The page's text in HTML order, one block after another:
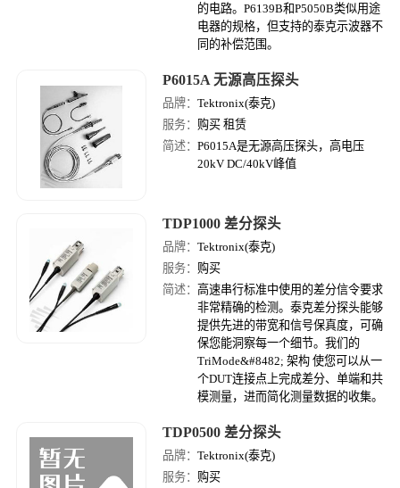
的电路。P6139B和P5050B类似用途
电器的规格，但支持的泰克示波器不
同的补偿范围。
P6015A 无源高压探头
品牌：Tektronix(泰克)
服务： 购买 租赁
简述：P6015A是无源高压探头，高电压
20kV DC/40kV峰值
TDP1000 差分探头
品牌：Tektronix(泰克)
服务： 购买
简述：高速串行标准中使用的差分信令要求
非常精确的检测。泰克差分探头能够
提供先进的带宽和信号保真度，可确
保您能洞察每一个细节。我们的
TriMode&#8482; 架构 使您可以从一
个DUT连接点上完成差分、单端和共
模测量，进而简化测量数据的收集。
TDP0500 差分探头
品牌：Tektronix(泰克)
服务： 购买